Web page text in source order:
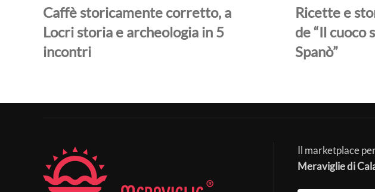
Caffè storicamente corretto, a
Locri storia e archeologia in 5
incontri
Ricette e
de “Il cuoco
Spanò”
Il marketplace
Meraviglie di